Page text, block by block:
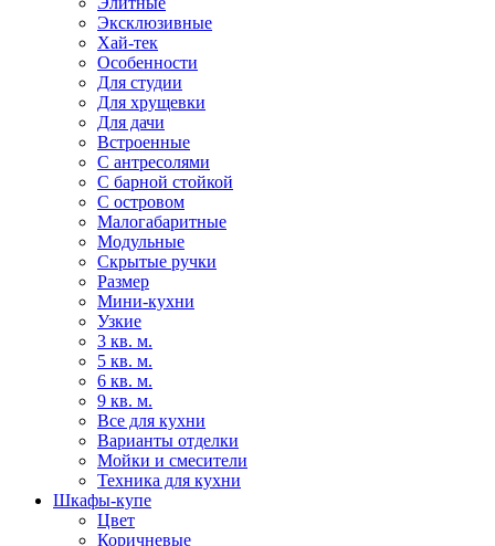
Эксклюзивные
Хай-тек
Особенности
Для студии
Для хрущевки
Для дачи
Встроенные
С антресолями
С барной стойкой
С островом
Малогабаритные
Модульные
Скрытые ручки
Размер
Мини-кухни
Узкие
3 кв. м.
5 кв. м.
6 кв. м.
9 кв. м.
Все для кухни
Варианты отделки
Мойки и смесители
Техника для кухни
Шкафы-купе
Цвет
Коричневые